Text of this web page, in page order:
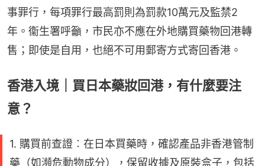
事罪行，每項罪行最高罰則為罰款10萬元及監禁2
年。衞生署呼籲，市民亦不應在外地購買藥物回港轉
售；即使是自用，也絕不可用郵寄方式寄回香港。
香港入境｜買日本藥妝回港，有什麼要注
意？
1. 購買前查證︰在日本買藥時，確認產品非香港管制
藥（如瀕危動物成分），保留收據及原裝盒子，包括